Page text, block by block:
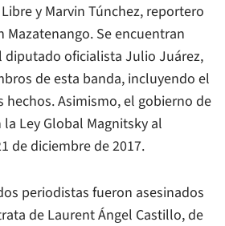
y Marvin Túnchez, reportero
Mazatenango. Se encuentran
oficialista Julio Juárez,
de esta banda, incluyendo el
Asimismo, el gobierno de
la Ley Global Magnitsky al
de diciembre de 2017.
periodistas fueron asesinados
de Laurent Ángel Castillo, de